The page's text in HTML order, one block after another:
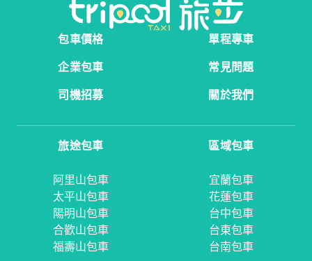
包車價格
單程專車
企業包車
常見問題
司機招募
關於我們
旅途包車
阿里山包車
太平山包車
陽明山包車
合歡山包車
福壽山包車
區域包車
宜蘭包車
花蓮包車
台中包車
台東包車
台南包車